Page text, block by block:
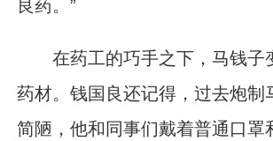
良药。”
在药工的巧手之下，马钱子
药材。钱国良还记得，过去炮制
简陋，他和同事们戴着普通口罩